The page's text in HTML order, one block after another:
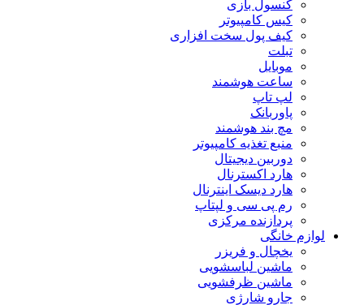
کنسول بازی
کیس کامپیوتر
کیف پول سخت افزاری
تبلت
موبایل
ساعت هوشمند
لپ تاپ
پاوربانک
مچ بند هوشمند
منبع تغذیه کامپیوتر
دوربین دیجیتال
هارد اکسترنال
هارد دیسک اینترنال
رم پی سی و لپتاپ
پردازنده مرکزی
لوازم خانگی
یخچال و فریزر
ماشین لباسشویی
ماشین ظرفشویی
جارو شارژی